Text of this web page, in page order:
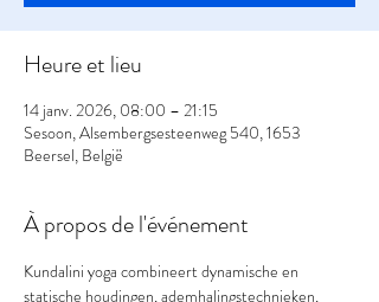
Heure et lieu
14 janv. 2026, 08:00 – 21:15
Sesoon, Alsembergsesteenweg 540, 1653
Beersel, België
À propos de l'événement
Kundalini yoga combineert dynamische en
statische houdingen, ademhalingstechnieken,